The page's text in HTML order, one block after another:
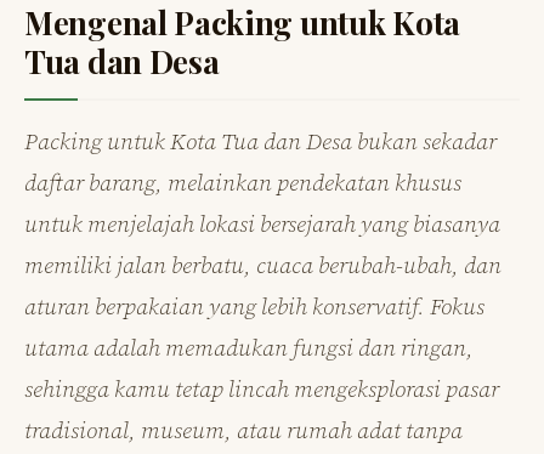
Mengenal Packing untuk Kota
Tua dan Desa
Packing untuk Kota Tua dan Desa bukan sekadar
daftar barang, melainkan pendekatan khusus
untuk menjelajah lokasi bersejarah yang biasanya
memiliki jalan berbatu, cuaca berubah-ubah, dan
aturan berpakaian yang lebih konservatif. Fokus
utama adalah memadukan fungsi dan ringan,
sehingga kamu tetap lincah mengeksplorasi pasar
tradisional, museum, atau rumah adat tanpa